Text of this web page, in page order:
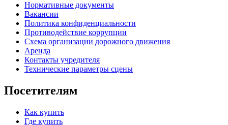
Нормативные документы
Вакансии
Политика конфиденциальности
Противодействие коррупции
Схема организации дорожного движения
Аренда
Контакты учредителя
Технические параметры сцены
Посетителям
Как купить
Где купить